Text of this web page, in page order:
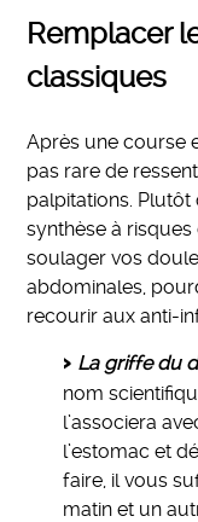
Remplacer
classiques
Après une course
pas rare de
palpitations. Plutôt
synthèse à
soulager vos
abdominales,
recourir aux anti-
La griffe du
nom
l’associera
l’estomac et
faire, il vous
matin et un